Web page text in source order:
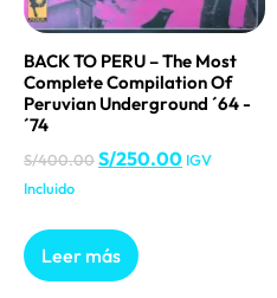
BACK TO PERU – The Most
Complete Compilation Of
Peruvian Underground ´64 -
´74
S/400.00S/250.00 IGV
Incluido
Leer más